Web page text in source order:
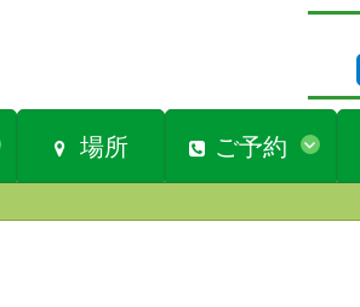
場所 ご予約